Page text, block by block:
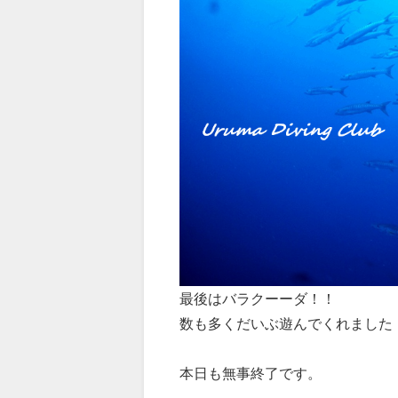
最後はバラクーーダ！！
数も多くだいぶ遊んでくれました
本日も無事終了です。